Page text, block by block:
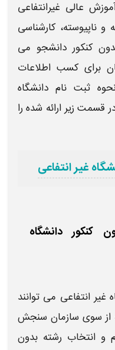
عالی غیرانتفاعی
و ناپیوسته، کارشناسی
کنکوردانشجو می
برای کسب اطلاعات
ثبت نام دانشگاه
قسمت زیر ارائه شده را
غیر انتفاعی
کنکور دانشگاه
غیر انتفاعی می توانند
از سوی سازمان سنجش
و انتخاب رشته بدون